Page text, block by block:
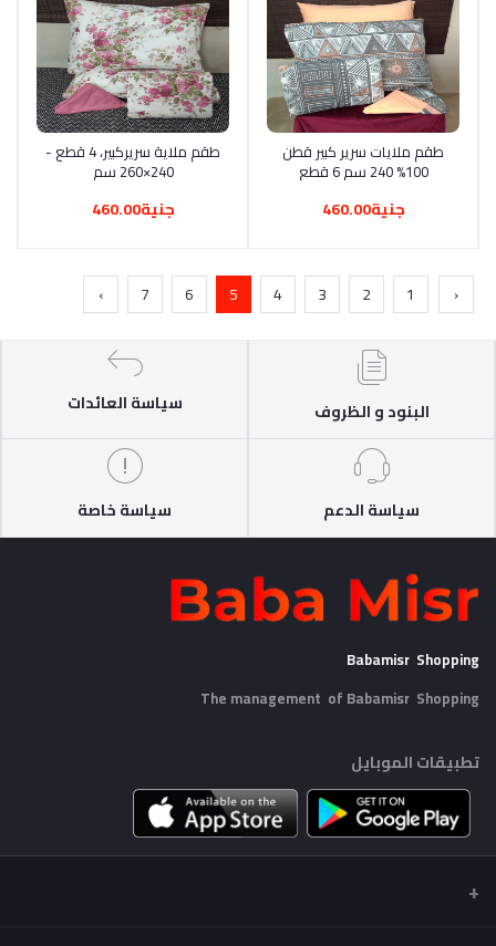
أضف إلى السلة
طقم ملايات سرير كبير قطن
100% 240 سم 6 قطع
جنية460.00
أضف إلى السلةطقم ملاية سريركبير، 4 قطع -
240×260 سم
جنية460.00
‹
1
2
3
4
5
6
7
›
البنود و الظروف سياسة العائدات
سياسة الدعم سياسة خاصة
Babamisr Shopping
The management of Babamisr Shopping
تطبيقات الموبايل